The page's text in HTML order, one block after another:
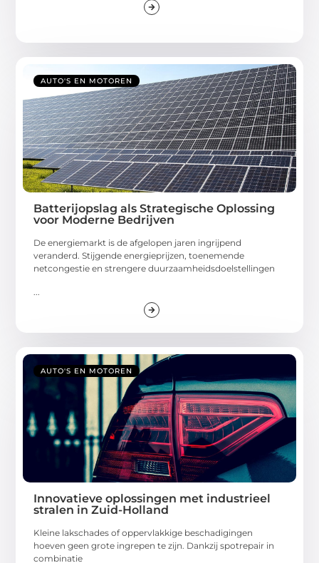
AUTO'S EN MOTOREN
Batterijopslag als Strategische Oplossing
voor Moderne Bedrijven
De energiemarkt is de afgelopen jaren ingrijpend
veranderd. Stijgende energieprijzen, toenemende
netcongestie en strengere duurzaamheidsdoelstellingen
AUTO'S EN MOTOREN
Innovatieve oplossingen met industrieel
stralen in Zuid-Holland
Kleine lakschades of oppervlakkige beschadigingen
hoeven geen grote ingrepen te zijn. Dankzij spotrepair in
combinatie